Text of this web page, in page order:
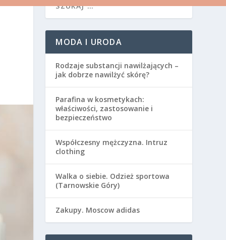
MODA I URODA
Rodzaje substancji nawilżających –
jak dobrze nawilżyć skórę?
Parafina w kosmetykach:
właściwości, zastosowanie i
bezpieczeństwo
Współczesny mężczyzna. Intruz
clothing
Walka o siebie. Odzież sportowa
(Tarnowskie Góry)
Zakupy. Moscow adidas